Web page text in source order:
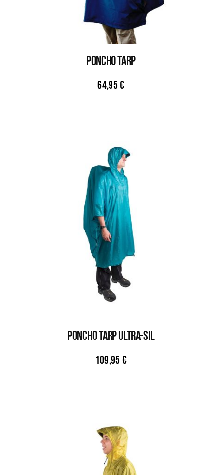
PONCHO TARP
64,95€
PONCHO TARP ULTRA-SIL
109,95 €